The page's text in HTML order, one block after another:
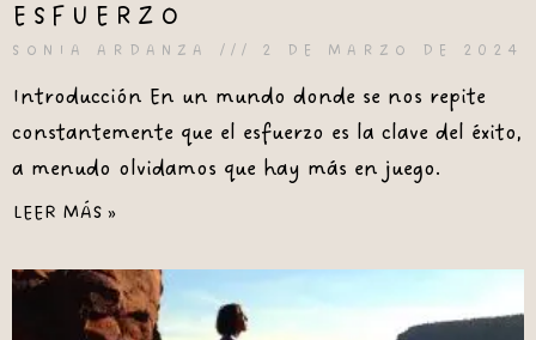
ESFUERZO
SONIA ARDANZA 2 DE MARZO DE 2024
Introducción En un mundo donde se nos repite
constantemente que el esfuerzo es la clave del éxito,
a menudo olvidamos que hay más en juego.
LEER MÁS »